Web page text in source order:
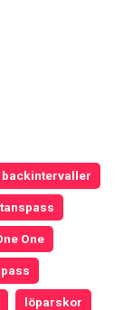
backintervaller
One
löparskor